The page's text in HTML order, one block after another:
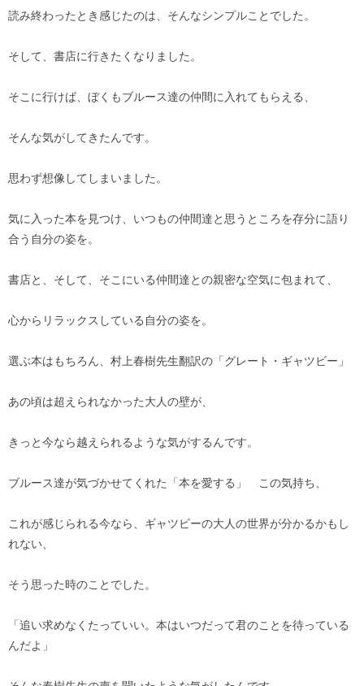
読み終わったとき感じたのは、そんなシンプルことでした。
そして、書店に行きたくなりました。
そこに行けば、ぼくもブルース達の仲間に入れてもらえる、
そんな気がしてきたんです。
思わず想像してしまいました。
気に入った本を見つけ、いつもの仲間達と思うところを存分に語り
合う自分の姿を。
書店と、そして、そこにいる仲間達との親密な空気に包まれて、
心からリラックスしている自分の姿を。
選ぶ本はもちろん、村上春樹先生翻訳の「グレート・ギャツビー」
あの頃は超えられなかった大人の壁が、
きっと今なら越えられるような気がするんです。
ブルース達が気づかせてくれた「本を愛する」 この気持ち、
これが感じられる今なら、ギャツビーの大人の世界が分かるかもし
れない、
そう思った時のことでした。
「追い求めなくたっていい。本はいつだって君のことを待っている
んだよ」